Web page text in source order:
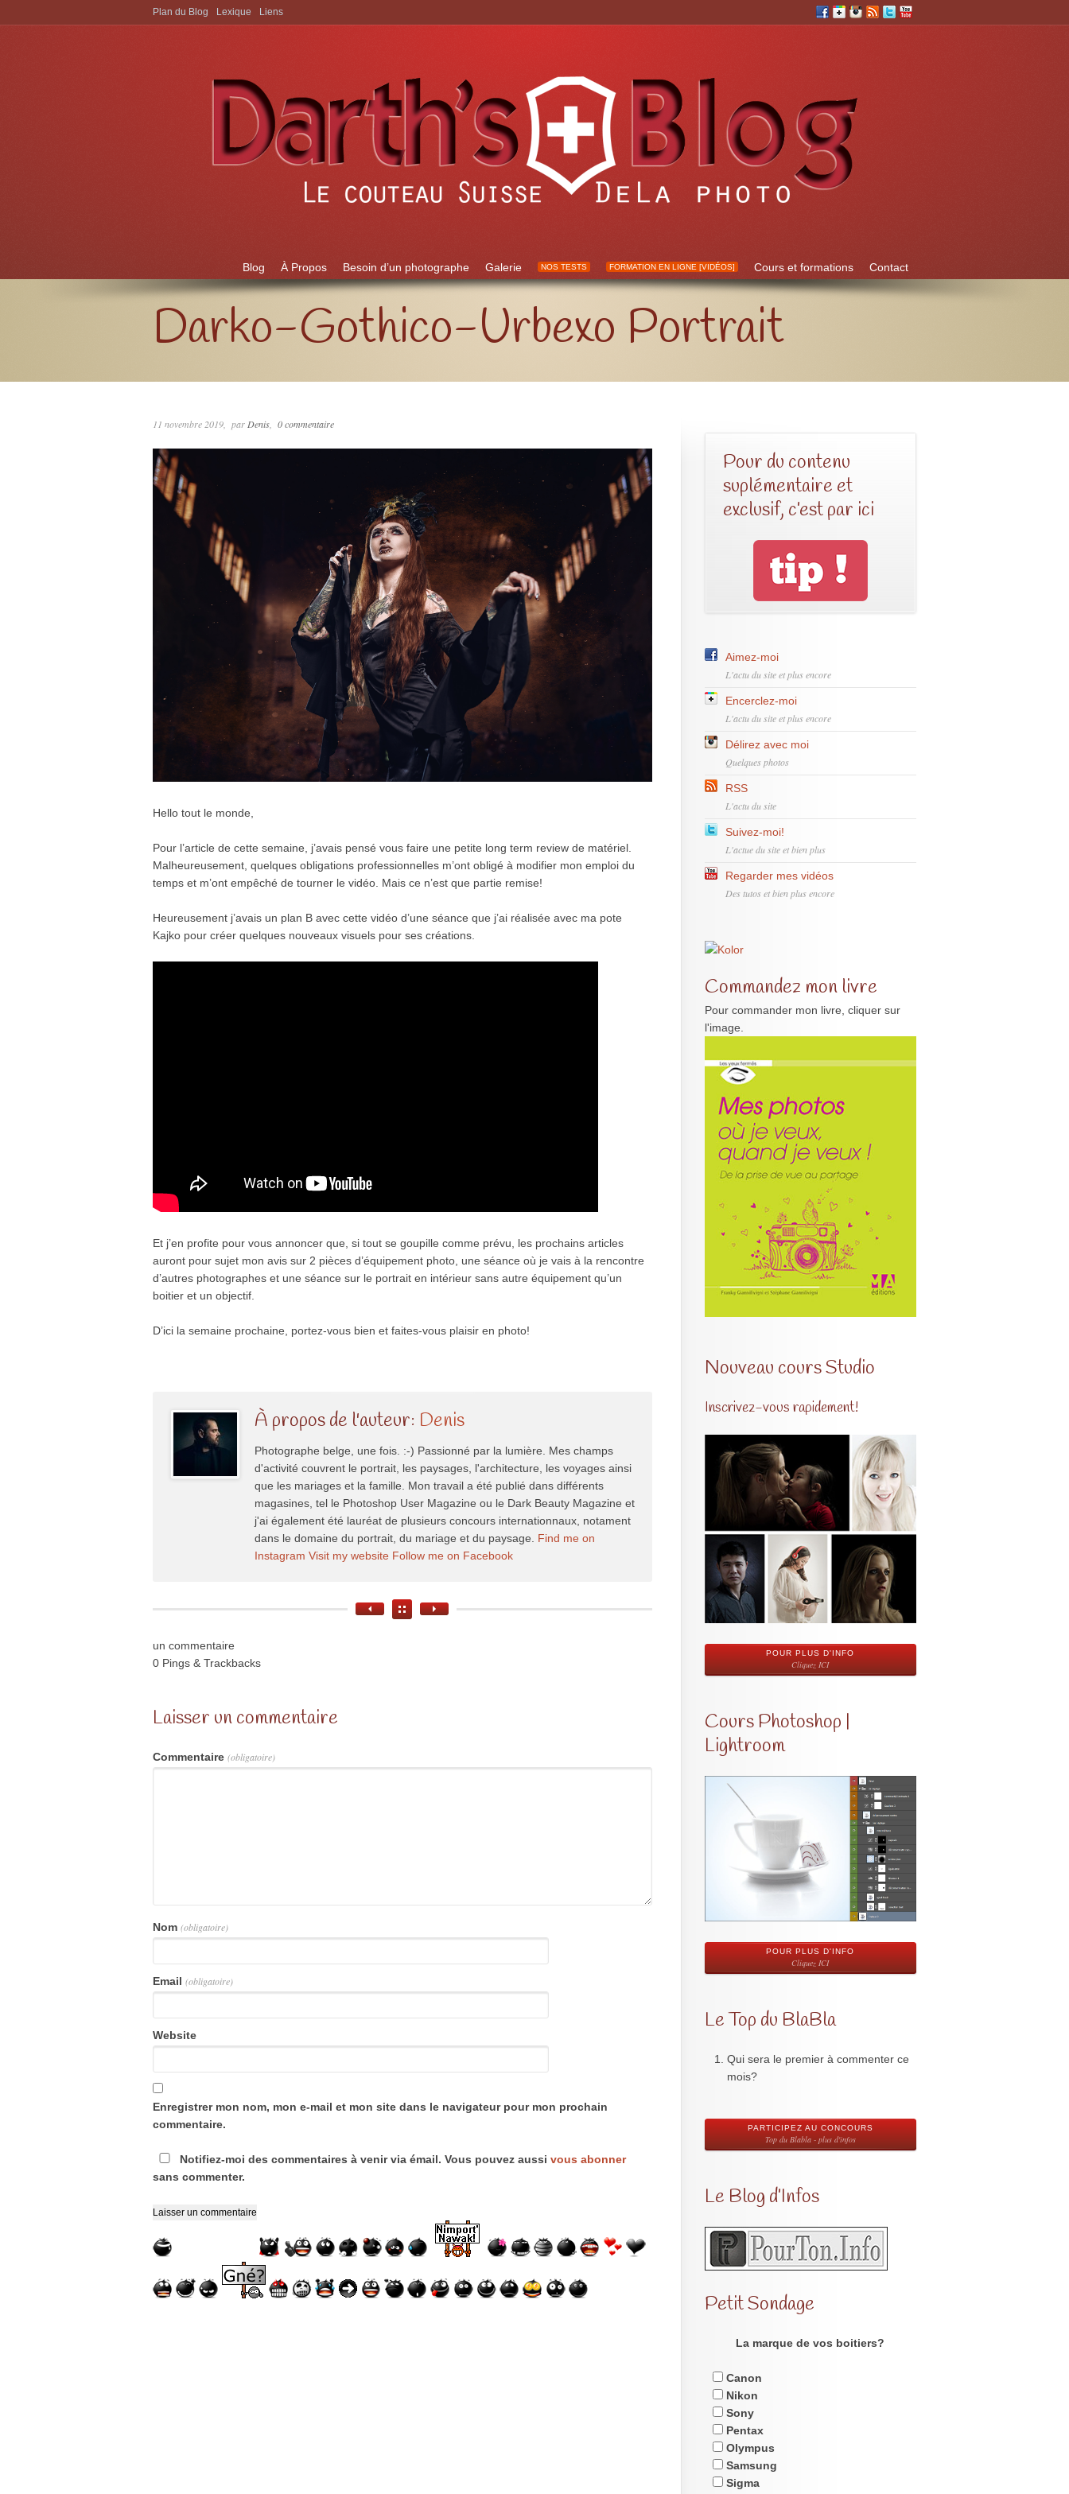
Aller à:
Blog À Propos Besoin d’un photographe Galerie NOS TESTS FORMATION EN LIGNE [VIDÉOS] Cours et formations Contact
Plan du Blog Lexique Liens
Darko-Gothico-Urbexo Portrait
11 novembre 2019 par Denis 0 commentaire
Hello tout le monde,
Pour l’article de cette semaine, j’avais pensé vous faire une petite long term review de matériel.
Malheureusement, quelques obligations professionnelles m’ont obligé à modifier mon emploi du
temps et m’ont empêché de tourner le vidéo. Mais ce n’est que partie remise!
Heureusement j’avais un plan B avec cette vidéo d’une séance que j’ai réalisée avec ma pote
Kajko pour créer quelques nouveaux visuels pour ses créations.
Et j’en profite pour vous annoncer que, si tout se goupille comme prévu, les prochains articles
auront pour sujet mon avis sur 2 pièces d’équipement photo, une séance où je vais à la rencontre
d’autres photographes et une séance sur le portrait en intérieur sans autre équipement qu’un
boitier et un objectif.
D’ici la semaine prochaine, portez-vous bien et faites-vous plaisir en photo!
À propos de l'auteur: Denis
Photographe belge, une fois. :-) Passionné par la lumière. Mes champs
d'activité couvrent le portrait, les paysages, l'architecture, les voyages ainsi
que les mariages et la famille. Mon travail a été publié dans différents
magasines, tel le Photoshop User Magazine ou le Dark Beauty Magazine et
j'ai également été lauréat de plusieurs concours internationnaux, notament
dans le domaine du portrait, du mariage et du paysage. Find me on
Instagram Visit my website Follow me on Facebook
un commentaire
0 Pings & Trackbacks
Laisser un commentaire
Commentaire (obligatoire)
Nom (obligatoire)
Email (obligatoire)
Website
Enregistrer mon nom, mon e-mail et mon site dans le navigateur pour mon prochain
commentaire.
Notifiez-moi des commentaires à venir via émail. Vous pouvez aussi vous abonner
sans commenter.
Pour du contenu
suplémentaire et
exclusif, c’est par ici
Aimez-moi
L'actu du site et plus encore
Encerclez-moi
L'actu du site et plus encore
Délirez avec moi
Quelques photos
RSS
L'actu du site
Suivez-moi!
L'actue du site et bien plus
Regarder mes vidéos
Des tutos et bien plus encore
Commandez mon livre
Pour commander mon livre, cliquer sur
l'image.
Nouveau cours Studio
Inscrivez-vous rapidement!
POUR PLUS D'INFO
Cliquez ICI
Cours Photoshop |
Lightroom
POUR PLUS D'INFO
Cliquez ICI
Le Top du BlaBla
Qui sera le premier à commenter ce
mois?
PARTICIPEZ AU CONCOURS
Top du Blabla - plus d'infos
Le Blog d’Infos
Petit Sondage
La marque de vos boitiers?
Canon
Nikon
Sony
Pentax
Olympus
Samsung
Sigma